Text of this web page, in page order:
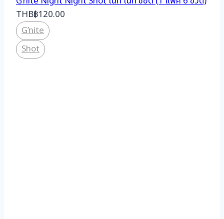
THB฿120.00
G’nite
Shot